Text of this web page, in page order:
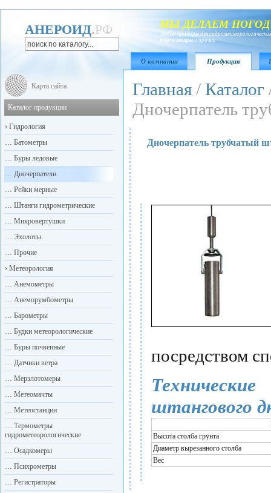
АНЕРОИД.РФ МЫ ДЕЛАЕМ
Любые приборы для
термометры и прочие
О компании Продукция
Главная / Каталог
Дночерпатель
Дночерпатель трубчатый
посредством
штангового
Высота столба грунта
Диаметр вырезанного столба
Вес
Карта сайта
Каталог продукции
› Гидрология
… Батометры
… Буры ледовые
… Дночерпатели
… Рейки мерные
… Штанги гидрометрические
… Микровертушки
… Эхолоты
… Прочие
› Метеорология
… Анемометры
… Анеморумбометры
… Барометры
… Будки метеорологические
… Буры почвенные
… Датчики ветра
… Мерзлотомеры
… Метеомачты
… Метеостанции
… Термометры
гидрометеорологические
… Осадкомеры
… Психрометры
… Регистраторы